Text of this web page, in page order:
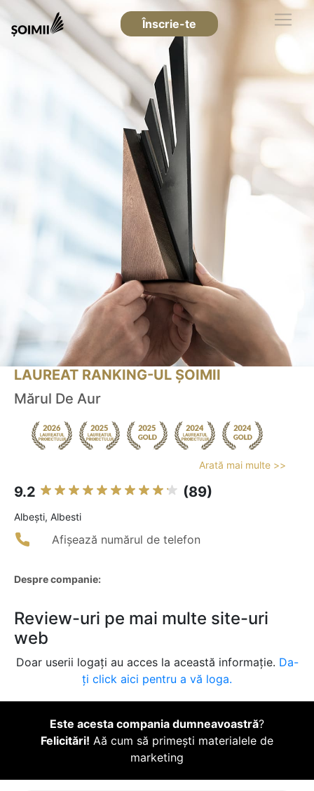
Înscrie-te
LAUREAT RANKING-UL ȘOIMII
Mărul De Aur
Arată mai multe >>
9.2 (89)
Albeşti, Albesti
Afișează numărul de telefon
Despre companie:
Review-uri pe mai multe site-uri
web
Doar userii logați au acces la această informație. Da-
ți click aici pentru a vă loga.
Este acesta compania dumneavoastră?
Felicitări! Aă cum să primești materialele de
marketing